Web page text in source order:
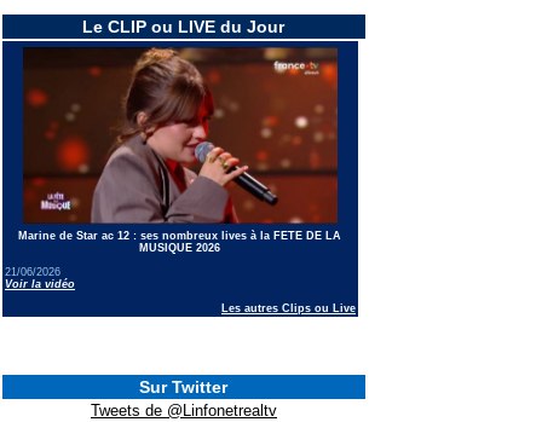
Le CLIP ou LIVE du Jour
Marine de Star ac 12 : ses nombreux lives à la FETE DE LA
MUSIQUE 2026
21/06/2026
Voir la vidéo
Les autres Clips ou Live
Sur Twitter
Tweets de @Linfonetrealtv